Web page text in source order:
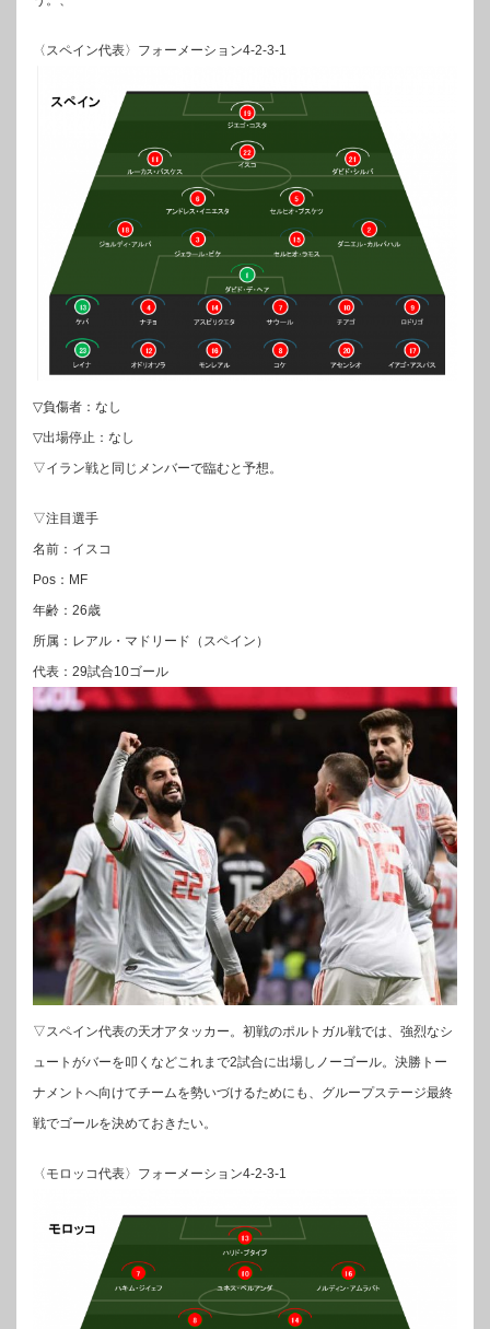
〈スペイン代表〉フォーメーション4-2-3-1
▽負傷者：なし
▽出場停止：なし
▽イラン戦と同じメンバーで臨むと予想。
▽注目選手
名前：イスコ
Pos：MF
年齢：26歳
所属：レアル・マドリード（スペイン）
代表：29試合10ゴール
▽スペイン代表の天才アタッカー。初戦のポルトガル戦では、強烈なシ
ュートがバーを叩くなどこれまで2試合に出場しノーゴール。決勝トー
ナメントへ向けてチームを勢いづけるためにも、グループステージ最終
戦でゴールを決めておきたい。
〈モロッコ代表〉フォーメーション4-2-3-1